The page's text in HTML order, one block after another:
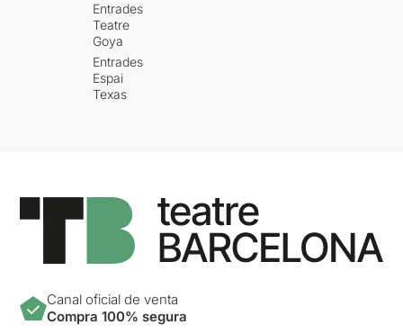
Entrades
Teatre
Goya
Entrades
Espai
Texas
Canal oficial de venta
Compra 100% segura